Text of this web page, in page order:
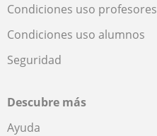
Condiciones uso profesores
Condiciones uso alumnos
Seguridad
Descubre más
Ayuda